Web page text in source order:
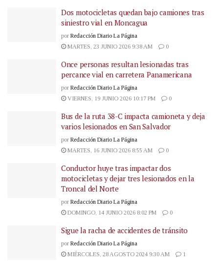
Dos motocicletas quedan bajo camiones tras
siniestro vial en Moncagua
por Redacción Diario La Página
MARTES, 23 JUNIO 2026 9:38 AM
0
Once personas resultan lesionadas tras
percance vial en carretera Panamericana
por Redacción Diario La Página
VIERNES, 19 JUNIO 2026 10:17 PM
0
Bus de la ruta 38-C impacta camioneta y deja
varios lesionados en San Salvador
por Redacción Diario La Página
MARTES, 16 JUNIO 2026 8:55 AM
0
Conductor huye tras impactar dos
motocicletas y dejar tres lesionados en la
Troncal del Norte
por Redacción Diario La Página
DOMINGO, 14 JUNIO 2026 8:02 PM
0
Sigue la racha de accidentes de tránsito
por Redacción Diario La Página
MIÉRCOLES, 28 AGOSTO 2024 9:30 AM
1